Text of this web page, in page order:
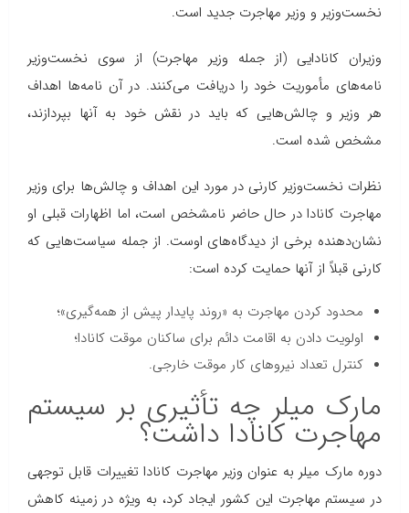
نخست‌وزیر و وزیر مهاجرت جدید است.
وزیران کانادایی (از جمله وزیر مهاجرت) از سوی نخست‌وزیر
نامه‌های مأموریت خود را دریافت می‌کنند. در آن نامه‌ها اهداف
هر وزیر و چالش‌هایی که باید در نقش خود به آنها بپردازند،
مشخص شده است.
نظرات نخست‌وزیر کارنی در مورد این اهداف و چالش‌ها برای وزیر
مهاجرت کانادا در حال حاضر نامشخص است، اما اظهارات قبلی او
نشان‌دهنده برخی از دیدگاه‌های اوست. از جمله سیاست‌هایی که
کارنی قبلاً از آنها حمایت کرده است:
محدود کردن مهاجرت به «روند پایدار پیش از همه‌گیری»؛
اولویت دادن به اقامت دائم برای ساکنان موقت کانادا؛
کنترل تعداد نیروهای کار موقت خارجی.
مارک میلر چه تأثیری بر سیستم
مهاجرت کانادا داشت؟
دوره مارک میلر به عنوان وزیر مهاجرت کانادا تغییرات قابل توجهی
در سیستم مهاجرت این کشور ایجاد کرد، به ویژه در زمینه کاهش